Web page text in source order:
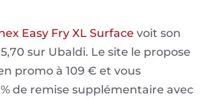
Easy Fry XL Surface voit son
sur Ubaldi. Le site le propose
promo à 109 € et vous
de remise supplémentaire avec